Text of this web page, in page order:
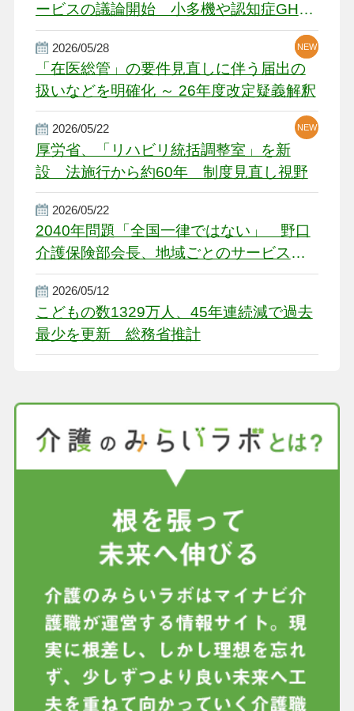
ービスの議論開始 小多機や認知症GH、
厳しい経営環境に危機感
2026/05/28
「在医総管」の要件見直しに伴う届出の
扱いなどを明確化 ～ 26年度改定疑義解釈
NEW
NEW
2026/05/22
厚労省、「リハビリ統括調整室」を新
設 法施行から約60年 制度見直し視野
NEW
2026/05/22
2040年問題「全国一律ではない」 野口
介護保険部会長、地域ごとのサービス基
盤整備を促す
2026/05/12
こどもの数1329万人、45年連続減で過去
最少を更新 総務省推計